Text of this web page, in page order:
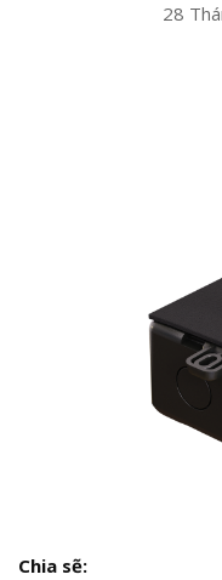
28
Chia sẽ: